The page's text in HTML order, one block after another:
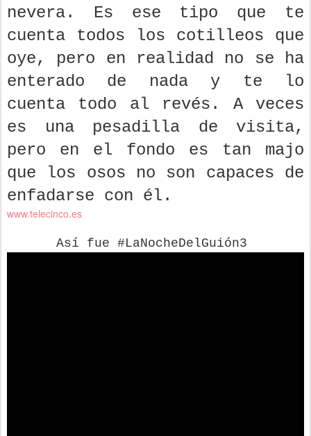
nevera. Es ese tipo que te
cuenta todos los cotilleos que
oye, pero en realidad no se ha
enterado de nada y te lo
cuenta todo al revés. A veces
es una pesadilla de visita,
pero en el fondo es tan majo
que los osos no son capaces de
enfadarse con él.
www.telecinco.es
Así fue #LaNocheDelGuión3